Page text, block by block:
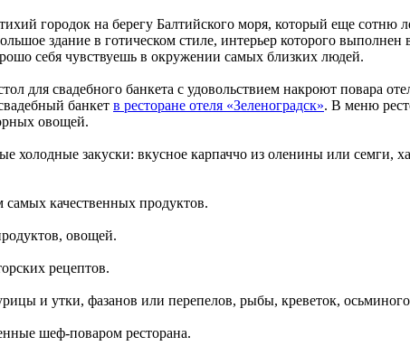
городок на берегу Балтийского моря, который еще сотню
здание в готическом стиле, интерьер которого
себя чувствуешь в окружении самых близких людей.
для свадебного банкета с удовольствием накроют повара
банкет в ресторане отеля «Зеленоградск». В меню
овощей.
холодные закуски: вкусное карпаччо из оленины или семги,
качественных продуктов.
овощей.
рецептов.
и утки, фазанов или перепелов, рыбы, креветок,
шеф-поваром ресторана.